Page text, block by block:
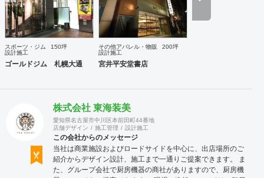
スポーツ・ジム
150坪
設計施工
ゴールドジム 札幌大通
その他アパレル・物販
200坪
設計施工
宮井平安堂書店
株式会社 東海装美
愛知県名古屋市中川区本前田町44番地
店舗デザイン
施工管理 設計施工
この会社からのメッセージ
当社は商業施設およびロードサイドを中心に、出店場所のご
紹介からデザイン設計、施工まで一通りご提案できます。 ま
た、グループ会社で厨房機器の商社がありますので、厨房機